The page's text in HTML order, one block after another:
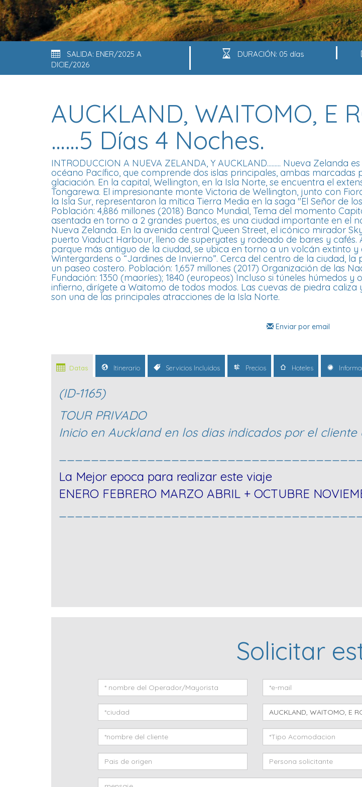
SALIDA: ENER/2025 A
DICIE/2026
DURACIÓN: 05 días
AUCKLAND, WAITOMO, E
……5 Días 4 Noches.
INTRODUCCION A NUEVA ZELANDA, Y AUCKLAND......... Nueva Zelanda
océano Pacífico, que comprende dos islas principales, ambas marcadas
glaciación. En la capital, Wellington, en la Isla Norte, se encuentra el
Tongarewa. El impresionante monte Victoria de Wellington, junto con
la Isla Sur, representaron la mítica Tierra Media en la saga "El Señor de
Población: 4,886 millones (2018) Banco Mundial, Tema del momento
asentada en torno a 2 grandes puertos, es una ciudad importante en el
Nueva Zelanda. En la avenida central Queen Street, el icónico mirador
puerto Viaduct Harbour, lleno de superyates y rodeado de bares y cafés.
parque más antiguo de la ciudad, se ubica en torno a un volcán extinto y
Wintergardens o “Jardines de Invierno”. Cerca del centro de la ciudad, la
un paseo costero. Población: 1,657 millones (2017) Organización de las
Fundación: 1350 (maoríes); 1840 (europeos) Incluso si túneles húmedos y
infierno, dirígete a Waitomo de todos modos. Las cuevas de piedra caliza
son una de las principales atracciones de la Isla Norte.
Enviar por email
Datas Itinerario Servicios Incluidos Precios Hoteles
(ID-1165)
TOUR PRIVADO
Inicio en Auckland en los dias indicados por el
La Mejor epoca para realizar este viaje
ENERO FEBRERO MARZO ABRIL + OCTUBRE
Solicitar